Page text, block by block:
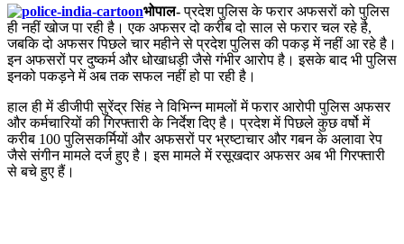
भोपाल-प्रदेश पुलिस के फरार अफसरों को पुलिस
ही नहीं खोज पा रही है। एक अफसर दो करीब दो साल से फरार चल रहे है,
जबकि दो अफसर पिछले चार महीने से प्रदेश पुलिस की पकड़ में नहीं आ रहे है।
इन अफसरों पर दुष्कर्म और धोखाधड़ी जैसे गंभीर आरोप है। इसके बाद भी पुलिस
इनको पकड़ने में अब तक सफल नहीं हो पा रही है।
हाल ही में डीजीपी सुरेंद्र सिंह ने विभिन्न मामलों में फरार आरोपी पुलिस अफसर
और कर्मचारियों की गिरफ्तारी के निर्देश दिए है। प्रदेश में पिछले कुछ वर्षो में
करीब 100 पुलिसकर्मियों और अफसरों पर भ्रष्टाचार और गबन के अलावा रेप
जैसे संगीन मामले दर्ज हुए है। इस मामले में रसूखदार अफसर अब भी गिरफ्तारी
से बचे हुए हैं।